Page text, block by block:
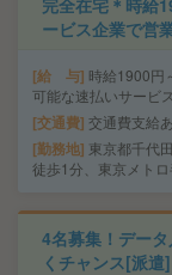
完全在宅＊時給
ービス企業で営
給 与 時給1900
可能な速払いサービ
交通費 交通費支給
勤務地 東京都千代
徒歩1分、東京メト
4名募集！デー
くチャンス[派遣]